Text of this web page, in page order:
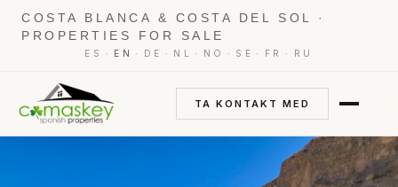
COSTA BLANCA & COSTA DEL SOL ·
PROPERTIES FOR SALE
ES · EN · DE · NL · NO · SE · FR · RU
TA KONTAKT MED